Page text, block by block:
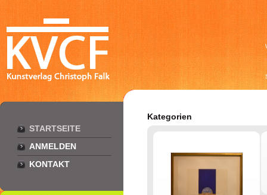
STARTSEITE
ANMELDEN
KONTAKT
Kategorien